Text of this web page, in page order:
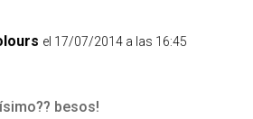
el 17/07/2014 a las 16:45
besos!